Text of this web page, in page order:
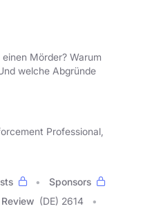
Mörder? Warum
welche Abgründe
Professional,
Sponsors
(DE) 2614